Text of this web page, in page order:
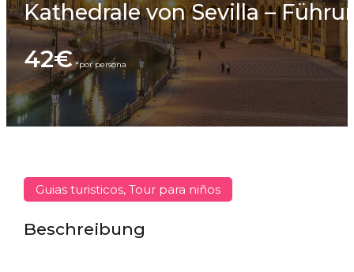
Kathedrale von Sevilla –
42€
Guias turisticos, Tour para niños
Beschreibung